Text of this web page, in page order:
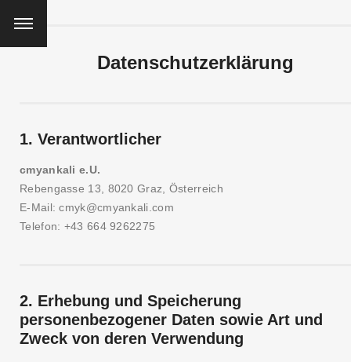
Datenschutzerklärung
1. Verantwortlicher
cmyankali e.U.
Rebengasse 13, 8020 Graz, Österreich
E-Mail: cmyk@cmyankali.com
Telefon: +43 664 9262275
2. Erhebung und Speicherung
personenbezogener Daten sowie Art und
Zweck von deren Verwendung